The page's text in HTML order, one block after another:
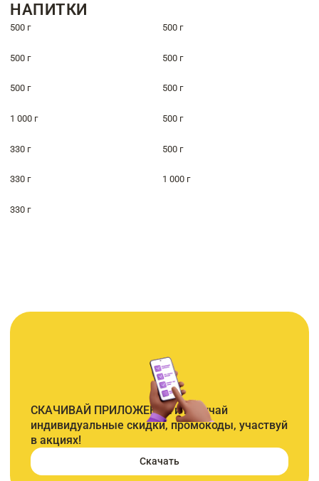
НАПИТКИ
500 г 500 г
500 г 500 г
500 г 500 г
1 000 г 500 г
330 г 500 г
330 г 1 000 г
330 г
СКАЧИВАЙ ПРИЛОЖЕНИЕ и получай
индивидуальные скидки, промокоды, участвуй
в акциях!
Скачать